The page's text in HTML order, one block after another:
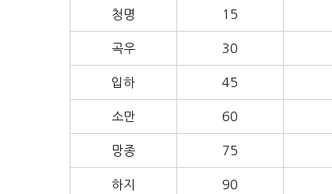
청명 15
곡우 30
입하 45
소만 60
망종 75
하지 90